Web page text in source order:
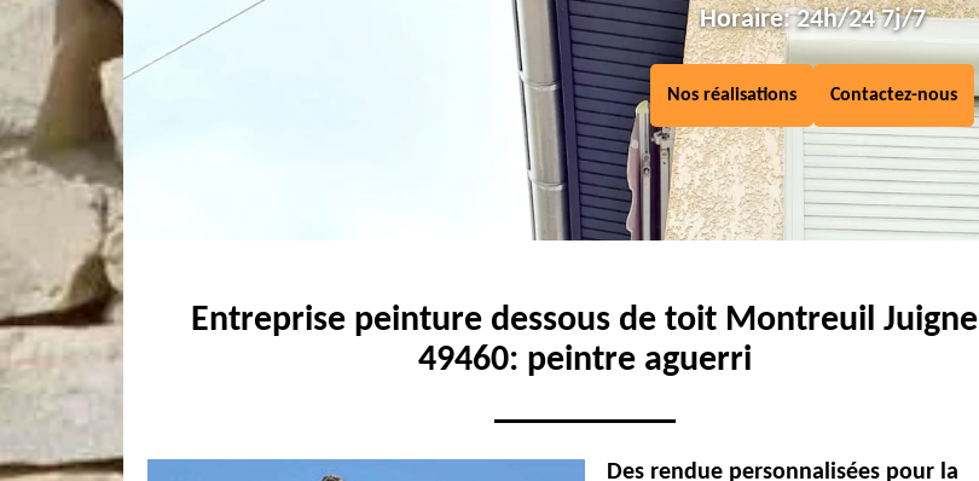
Horaire: 24h/24 7j/7
Nos réalisations Contactez-nous
Entreprise peinture dessous de toit Montreuil Juigne
49460: peintre aguerri
Des rendue personnalisées pour la